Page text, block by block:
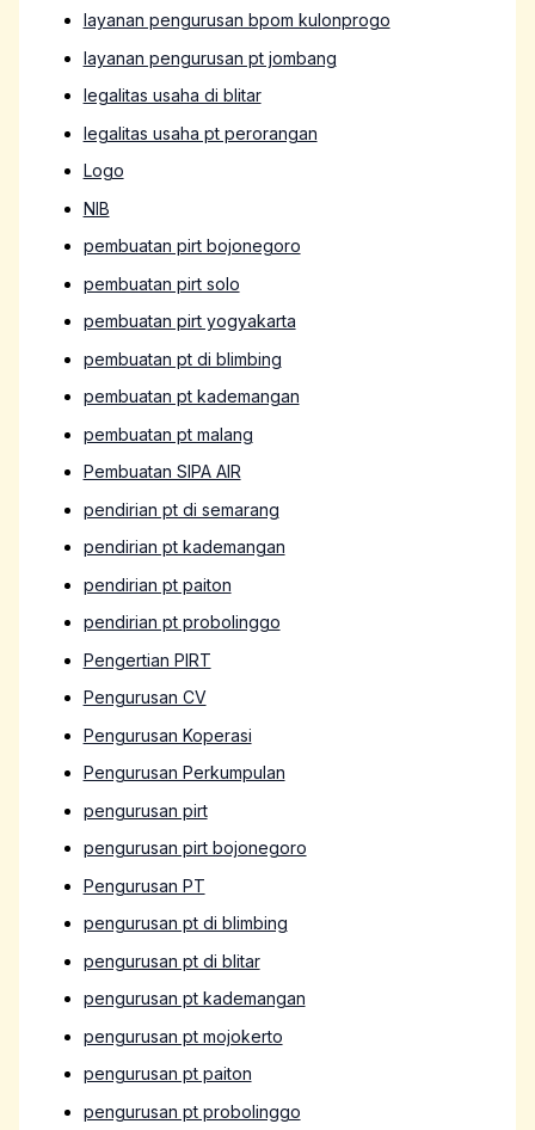
layanan pengurusan bpom kulonprogo
layanan pengurusan pt jombang
legalitas usaha di blitar
legalitas usaha pt perorangan
Logo
NIB
pembuatan pirt bojonegoro
pembuatan pirt solo
pembuatan pirt yogyakarta
pembuatan pt di blimbing
pembuatan pt kademangan
pembuatan pt malang
Pembuatan SIPA AIR
pendirian pt di semarang
pendirian pt kademangan
pendirian pt paiton
pendirian pt probolinggo
Pengertian PIRT
Pengurusan CV
Pengurusan Koperasi
Pengurusan Perkumpulan
pengurusan pirt
pengurusan pirt bojonegoro
Pengurusan PT
pengurusan pt di blimbing
pengurusan pt di blitar
pengurusan pt kademangan
pengurusan pt mojokerto
pengurusan pt paiton
pengurusan pt probolinggo